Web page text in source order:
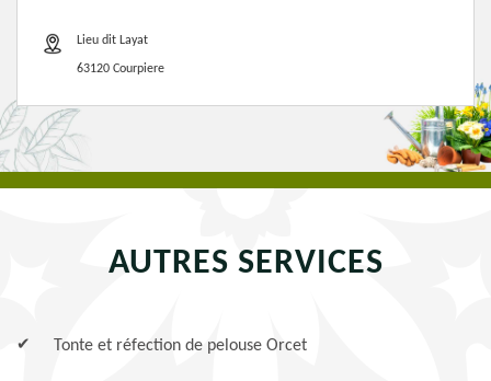
Lieu dit Layat
63120 Courpiere
AUTRES SERVICES
Tonte et réfection de pelouse Orcet